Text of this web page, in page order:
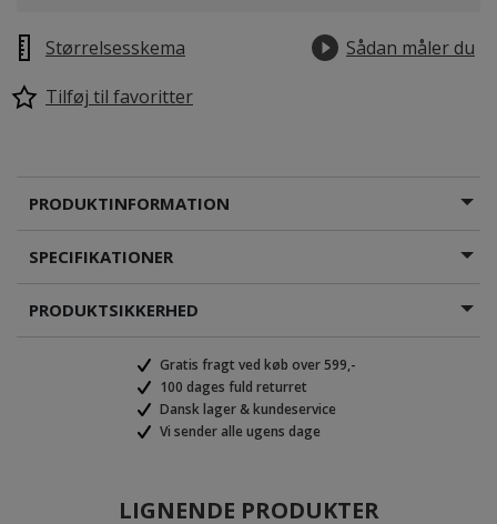
Størrelsesskema
Sådan måler du
Tilføj til favoritter
PRODUKTINFORMATION
SPECIFIKATIONER
PRODUKTSIKKERHED
Gratis fragt ved køb over 599,-
100 dages fuld returret
Dansk lager & kundeservice
Vi sender alle ugens dage
LIGNENDE PRODUKTER